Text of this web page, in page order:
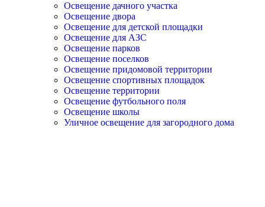
Освещение дачного участка
Освещение двора
Освещение для детской площадки
Освещение для АЗС
Освещение парков
Освещение поселков
Освещение придомовой территории
Освещение спортивных площадок
Освещение территории
Освещение футбольного поля
Освещение школы
Уличное освещение для загородного дома